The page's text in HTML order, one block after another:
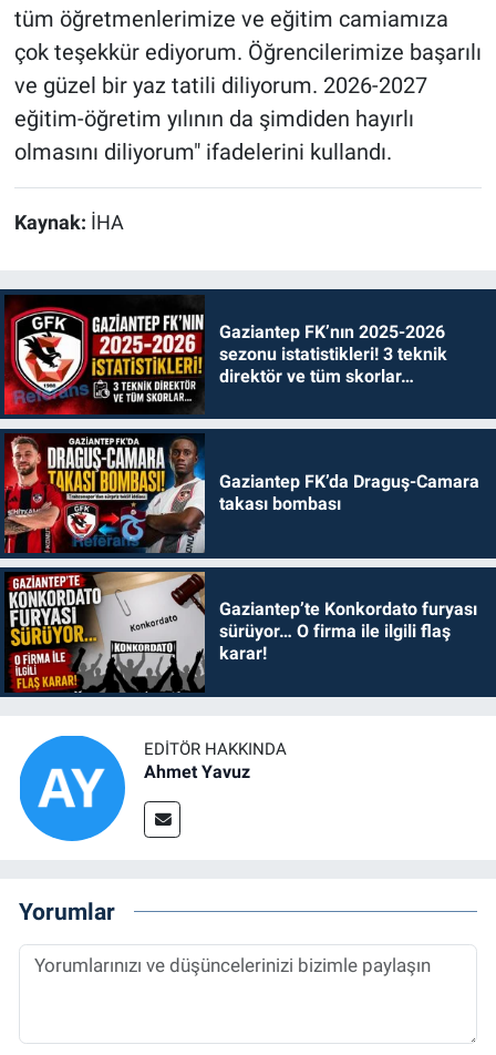
tüm öğretmenlerimize ve eğitim camiamıza
çok teşekkür ediyorum. Öğrencilerimize başarılı
ve güzel bir yaz tatili diliyorum. 2026-2027
eğitim-öğretim yılının da şimdiden hayırlı
olmasını diliyorum" ifadelerini kullandı.
Kaynak: İHA
Gaziantep FK’nın 2025-2026
sezonu istatistikleri! 3 teknik
direktör ve tüm skorlar…
Gaziantep FK’da Draguş-Camara
takası bombası
Gaziantep’te Konkordato furyası
sürüyor… O firma ile ilgili flaş
karar!
EDITÖR HAKKINDA
Ahmet Yavuz
Yorumlar